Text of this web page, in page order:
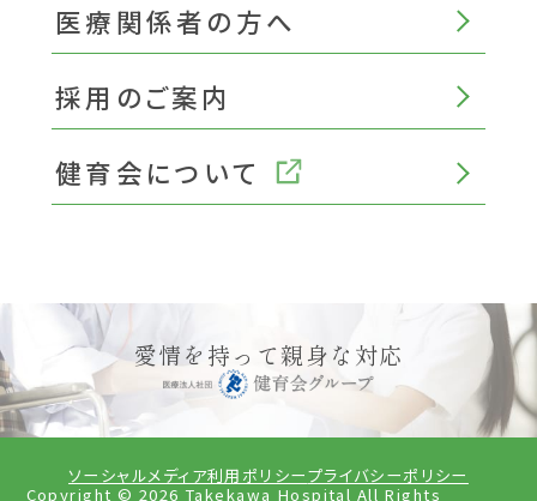
医療関係者の方へ
採用のご案内
健育会について
愛情を持って親身な対応
ソーシャルメディア利用ポリシープライバシーポリシー
Copyright © 2026 Takekawa Hospital All Rights